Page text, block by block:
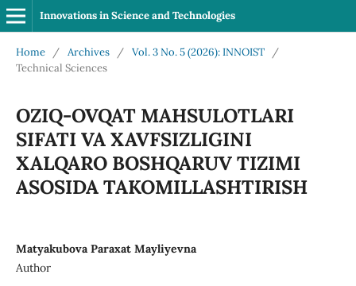
Innovations in Science and Technologies
Home / Archives / Vol. 3 No. 5 (2026): INNOIST
/
Technical Sciences
OZIQ-OVQAT MAHSULOTLARI
SIFATI VA XAVFSIZLIGINI
XALQARO BOSHQARUV TIZIMI
ASOSIDA TAKOMILLASHTIRISH
Matyakubova Paraxat Mayliyevna
Author